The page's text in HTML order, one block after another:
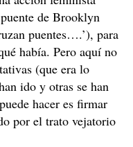
de Brooklyn
puentes….’), para
había. Pero aquí no
(que era lo
ido y otras se han
hacer es firmar
por el trato vejatorio